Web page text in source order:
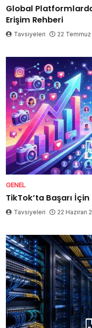
Global
Erişim Rehberi
Tavsiyeleri 22
GENEL
TikTok’ta Başarı
Tavsiyeleri 22 Haziran